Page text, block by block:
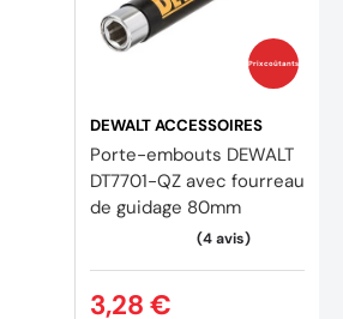
Prix coûtants
DEWALT ACCESSOIRES
Porte-embouts DEWALT
DT7701-QZ avec fourreau
de guidage 80mm
3,28 €